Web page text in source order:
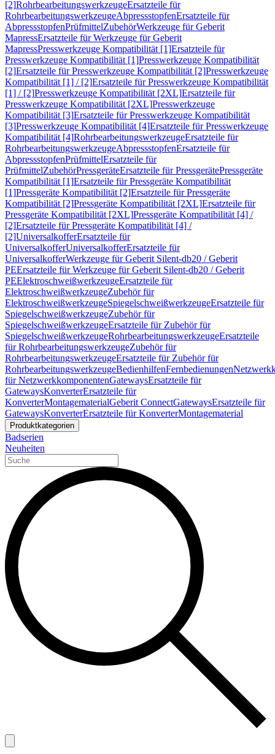
[2]RohrbearbeitungswerkzeugeErsatzteile für
RohrbearbeitungswerkzeugeAbpressstopfenErsatzteile für
AbpressstopfenPrüfmittelZubehörWerkzeuge für Geberit
MapressErsatzteile für Werkzeuge für Geberit
MapressPresswerkzeuge Kompatibilität [1]Ersatzteile für
Presswerkzeuge Kompatibilität [1]Presswerkzeuge Kompatibilität
[2]Ersatzteile für Presswerkzeuge Kompatibilität [2]Presswerkzeuge
Kompatibilität [1] / [2]Ersatzteile für Presswerkzeuge Kompatibilität
[1] / [2]Presswerkzeuge Kompatibilität [2XL]Ersatzteile für
Presswerkzeuge Kompatibilität [2XL]Presswerkzeuge
Kompatibilität [3]Ersatzteile für Presswerkzeuge Kompatibilität
[3]Presswerkzeuge Kompatibilität [4]Ersatzteile für Presswerkzeuge
Kompatibilität [4]RohrbearbeitungswerkzeugeErsatzteile für
RohrbearbeitungswerkzeugeAbpressstopfenErsatzteile für
AbpressstopfenPrüfmittelErsatzteile für
PrüfmittelZubehörPressgeräteErsatzteile für PressgerätePressgeräte
Kompatibilität [1]Ersatzteile für Pressgeräte Kompatibilität
[1]Pressgeräte Kompatibilität [2]Ersatzteile für Pressgeräte
Kompatibilität [2]Pressgeräte Kompatibilität [2XL]Ersatzteile für
Pressgeräte Kompatibilität [2XL]Pressgeräte Kompatibilität [4] /
[2]Ersatzteile für Pressgeräte Kompatibilität [4] /
[2]UniversalkofferErsatzteile für
UniversalkofferUniversalkofferErsatzteile für
UniversalkofferWerkzeuge für Geberit Silent-db20 / Geberit
PEErsatzteile für Werkzeuge für Geberit Silent-db20 / Geberit
PEElektroschweißwerkzeugeErsatzteile für
ElektroschweißwerkzeugeZubehör für
ElektroschweißwerkzeugeSpiegelschweißwerkzeugeErsatzteile für
SpiegelschweißwerkzeugeZubehör für
SpiegelschweißwerkzeugeErsatzteile für Zubehör für
SpiegelschweißwerkzeugeRohrbearbeitungswerkzeugeErsatzteile
für RohrbearbeitungswerkzeugeZubehör für
RohrbearbeitungswerkzeugeErsatzteile für Zubehör für
RohrbearbeitungswerkzeugeBedienhilfenFernbedienungen
für NetzwerkkomponentenGatewaysErsatzteile für
GatewaysKonverterErsatzteile für
KonverterMontagematerialGeberit ConnectGatewaysErsatzteile für
GatewaysKonverterErsatzteile für KonverterMontagematerial
Produktkategorien
Badserien
Neuheiten